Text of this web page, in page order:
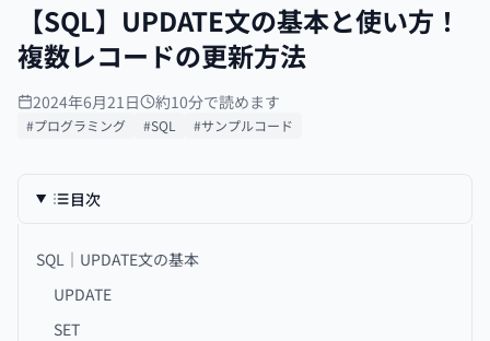
【SQL】UPDATE文の基本と使い方！
複数レコードの更新方法
2024年6月21日 約10分で読めます
#プログラミング #SQL #サンプルコード
目次
SQL｜UPDATE文の基本
UPDATE
SET